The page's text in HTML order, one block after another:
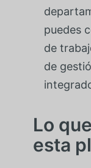
puedes
de
de
Lo
esta